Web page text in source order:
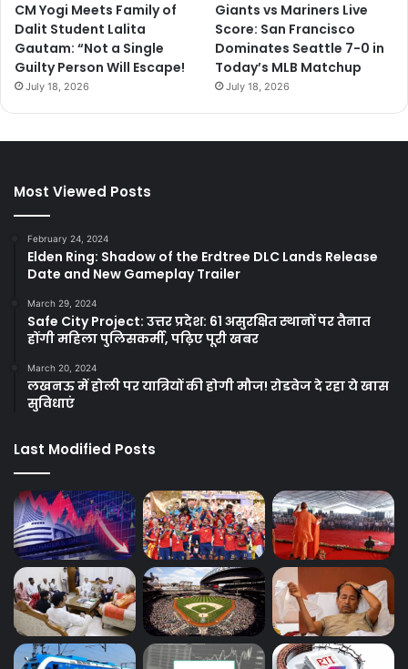
CM Yogi Meets Family of
Dalit Student Lalita
Gautam: “Not a Single
Guilty Person Will Escape!
July 18, 2026
Giants vs Mariners Live
Score: San Francisco
Dominates Seattle 7-0 in
Today’s MLB Matchup
July 18, 2026
Most Viewed Posts
February 24, 2024
Elden Ring: Shadow of the Erdtree DLC Lands Release
Date and New Gameplay Trailer
March 29, 2024
Safe City Project: उत्तर प्रदेश: 61 असुरक्षित स्थानों पर तैनात
होंगी महिला पुलिसकर्मी, पढ़िए पूरी खबर
March 20, 2024
लखनऊ में होली पर यात्रियों की होगी मौज! रोडवेज दे रहा ये खास
सुविधाएं
Last Modified Posts